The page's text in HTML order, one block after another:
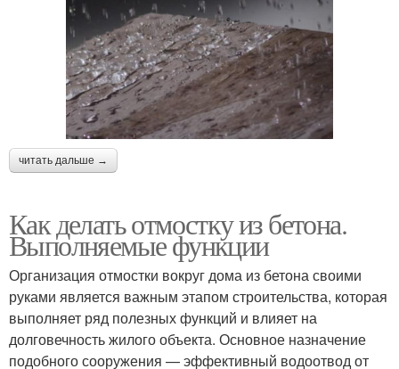
читать дальше →
Как делать отмостку из бетона.
Выполняемые функции
Организация отмостки вокруг дома из бетона своими
руками является важным этапом строительства, которая
выполняет ряд полезных функций и влияет на
долговечность жилого объекта. Основное назначение
подобного сооружения — эффективный водоотвод от